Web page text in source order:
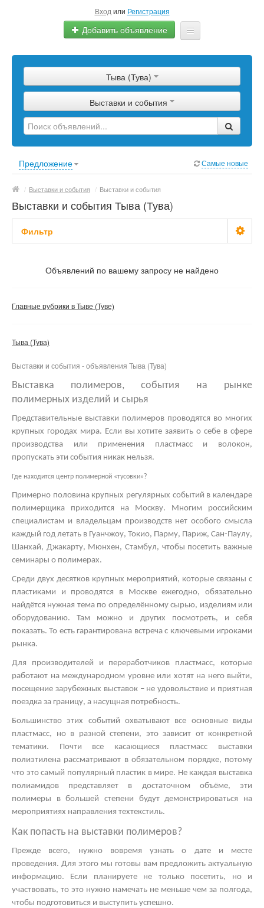
Вход или Регистрация
Добавить объявление
Сырье
Изделия
Оборудование
Тыва (Тува)
Выставки и события
Предложение Самые новые
/ Выставки и события / Выставки и события
Выставки и события Тыва (Тува)
Фильтр
Не важно
Частные
Применить Сбросить фильтр
Объявлений по вашему запросу не найдено
Главные рубрики в Тыве (Туве)
Тыва (Тува)
Выставки и события - объявления Тыва (Тува)
Выставка полимеров, события на рынке
полимерных изделий и сырья
Представительные выставки полимеров проводятся во многих
крупных городах мира. Если вы хотите заявить о себе в сфере
производства или применения пластмасс и волокон,
пропускать эти события никак нельзя.
Где находится центр полимерной «тусовки»?
Примерно половина крупных регулярных событий в календаре
полимерщика приходится на Москву. Многим российским
специалистам и владельцам производств нет особого смысла
каждый год летать в Гуанчжоу, Токио, Парму, Париж, Сан-Паулу,
Шанхай, Джакарту, Мюнхен, Стамбул, чтобы посетить важные
семинары о полимерах.
Среди двух десятков крупных мероприятий, которые связаны с
пластиками и проводятся в Москве ежегодно, обязательно
найдётся нужная тема по определённому сырью, изделиям или
оборудованию. Там можно и других посмотреть, и себя
показать. То есть гарантирована встреча с ключевыми игроками
рынка.
Для производителей и переработчиков пластмасс, которые
работают на международном уровне или хотят на него выйти,
посещение зарубежных выставок – не удовольствие и приятная
поездка за границу, а насущная потребность.
Большинство этих событий охватывают все основные виды
пластмасс, но в разной степени, это зависит от конкретной
тематики. Почти все касающиеся пластмасс выставки
полиэтилена рассматривают в обязательном порядке, потому
что это самый популярный пластик в мире. Не каждая выставка
полиамидов
представляет в достаточном объёме, эти
полимеры в большей степени будут демонстрироваться на
мероприятиях направления техтекстиль.
Как попасть на выставки полимеров?
Прежде всего, нужно вовремя узнать о дате и месте
проведения. Для этого мы готовы вам предложить актуальную
информацию. Если планируете не только посетить, но и
участвовать, то это нужно намечать не меньше чем за полгода,
чтобы подготовиться и выступить успешно.